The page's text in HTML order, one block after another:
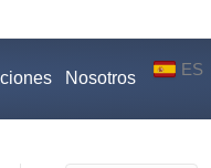
Nosotros ES